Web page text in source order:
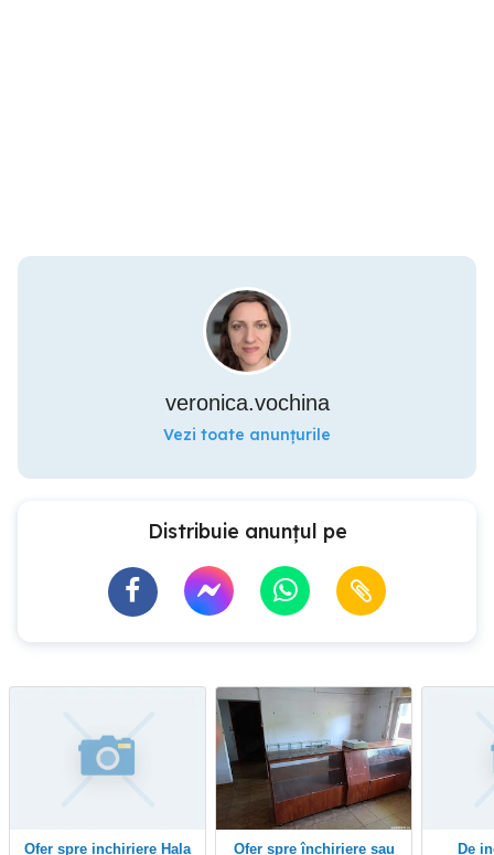
veronica.vochina
Vezi toate anunțurile
Distribuie anunțul pe
Ofer spre inchiriere Hala ofer spre închiriere sau De inchiriat spatiu